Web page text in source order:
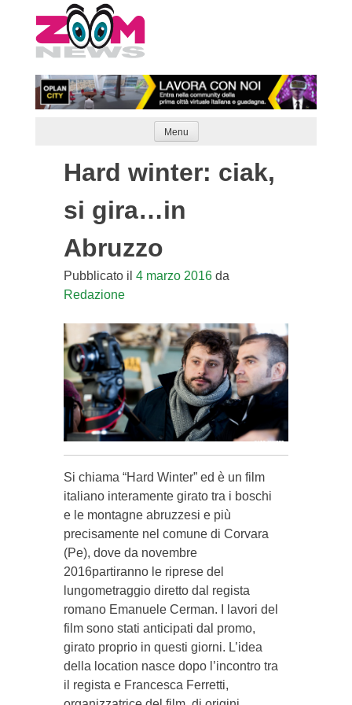
to
content
Menu
Hard winter: ciak,
si gira…in
Abruzzo
Pubblicato il 4 marzo 2016da
Redazione
Si chiama “Hard Winter” ed è un film
italiano interamente girato tra i boschi
e le montagne abruzzesi e più
precisamente nel comune di Corvara
(Pe), dove da novembre
2016partiranno le riprese del
lungometraggio diretto dal regista
romano Emanuele Cerman. I lavori del
film sono stati anticipati dal promo,
girato proprio in questi giorni. L’idea
della location nasce dopo l’incontro tra
il regista e Francesca Ferretti,